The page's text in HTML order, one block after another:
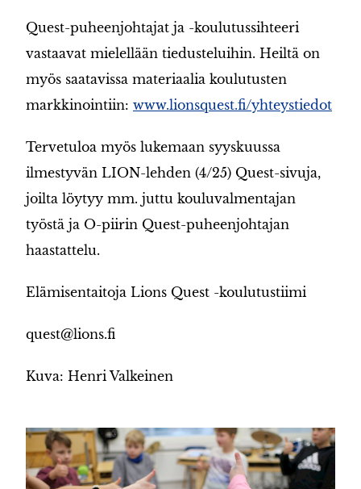
Quest-puheenjohtajat ja -koulutussihteeri
vastaavat mielellään tiedusteluihin. Heiltä on
myös saatavissa materiaalia koulutusten
markkinointiin: www.lionsquest.fi/yhteystiedot
Tervetuloa myös lukemaan syyskuussa
ilmestyvän LION-lehden (4/25) Quest-sivuja,
joilta löytyy mm. juttu kouluvalmentajan
työstä ja O-piirin Quest-puheenjohtajan
haastattelu.
Elämisentaitoja Lions Quest -koulutustiimi
quest@lions.fi
Kuva: Henri Valkeinen